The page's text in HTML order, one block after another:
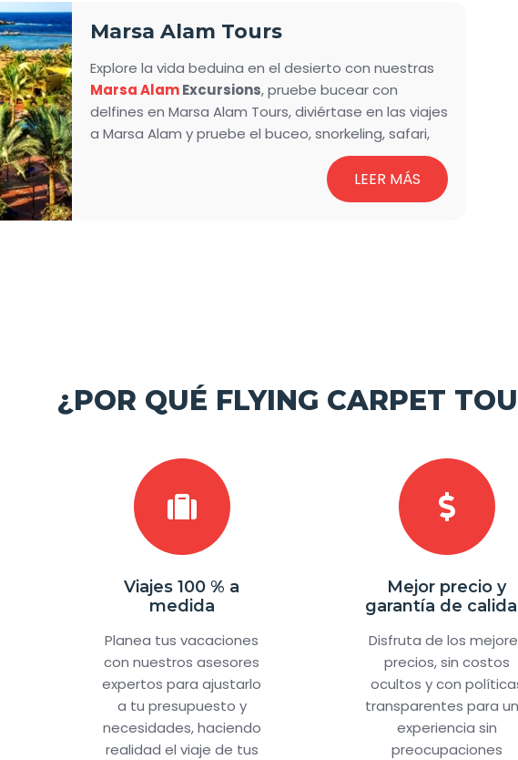
Marsa Alam Tours
Explore la vida beduina en el desierto con nuestras
Marsa AlamExcursions, pruebe bucear con
delfines en Marsa Alam Tours, diviértase en las viajes
a Marsa Alam y pruebe el buceo, snorkeling, safari,
casa de delfines, también tenemos variedad de
Tours y Excursiones desde Marsa Alam.
LEER MÁS
¿POR QUÉ FLYING CARPET
Viajes 100 % a
medida
Planea tus vacaciones
con nuestros asesores
expertos para ajustarlo
a tu presupuesto y
necesidades, haciendo
realidad el viaje de tus
Mejor precio y
garantía de
Disfruta de los
precios, sin costos
ocultos y con
transparentes para
experiencia sin
preocupaciones